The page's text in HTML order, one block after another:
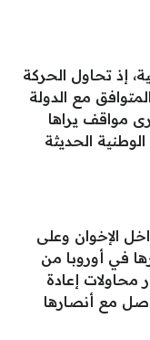
إذ تحاول الحركة
مع الدولة
مواقف يراها
الحديثة
الإخوان وعلى
في أوروبا من
محاولات إعادة
مع أنصارها